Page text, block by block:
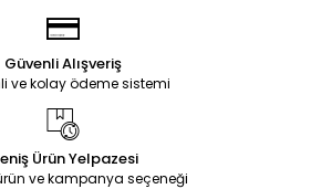
Güvenli Alışveriş
ve kolay ödeme sistemi
Ürün Yelpazesi
ve kampanya seçeneği